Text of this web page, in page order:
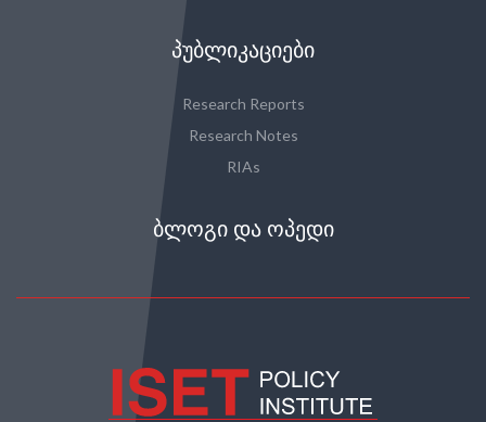
ᲞᲣᲑᲚᲘᲙᲐᲪᲘᲔᲑᲘ
Research Reports
Research Notes
RIAs
ᲑᲚᲝᲒᲘ ᲓᲐ ᲝᲞᲔᲓᲘ